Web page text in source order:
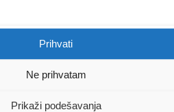
Prihvati
Ne prihvatam
Prikaži podešavanja